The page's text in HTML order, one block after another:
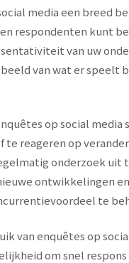
media een breed
respondenten kunt
van uw
van wat er speelt
op social
te reageren op
onderzoek uit
ontwikkelingen
te
van enquêtes op
om snel